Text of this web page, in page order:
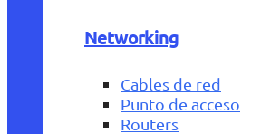
Networking
Cables de red
Punto de acceso
Routers